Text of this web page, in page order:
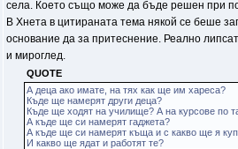
села. Което също може да бъде решен при
В Хнета в цитираната тема някой се беше
основание да за притеснение. Реално
и мироглед.
QUOTE
А деца ако имате, на тях как ще им хареса?
Къде ще намерят други деца?
Къде ще ходят на училище? А на курсове по
А къде ще си намерят гаджета?
А къде ще си намерят къща и с какво ще я
И какво ще ядат и работят те?